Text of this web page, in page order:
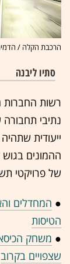
הרכבת הקלה /
סתיו ליבנה
רשות החברות
נתיבי
ייעודית
ההמונים
של פרויקטי
● המחדלים
הטיסות
● משחק
שצפויים בקרוב